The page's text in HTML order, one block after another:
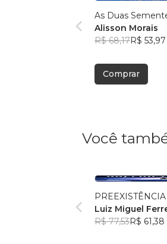
As Duas
Alisson Morais
R$ 68,17R$ 53,97
Comprar
Você
PREEXISTÊNCIA
Luiz Miguel
R$ 77,53R$ 61,38